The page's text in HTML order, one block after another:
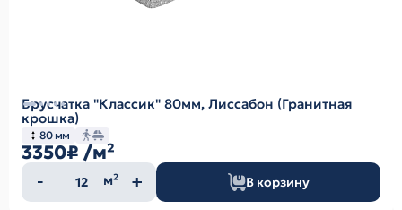
Брусчатка "Классик" 80мм, Лиссабон (Гранитная
крошка)
80 мм
3350₽ /м²
Количество
товара
м² В корзину